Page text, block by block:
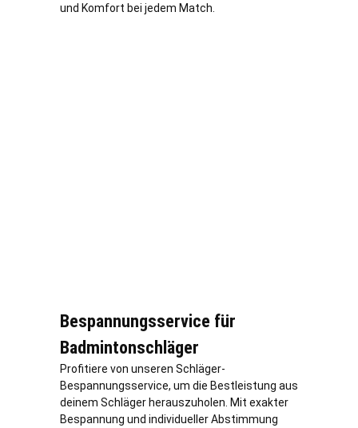
und Komfort bei jedem Match.
Bespannungsservice für
Badmintonschläger
Profitiere von unseren Schläger-
Bespannungsservice, um die Bestleistung aus
deinem Schläger herauszuholen. Mit exakter
Bespannung und individueller Abstimmung